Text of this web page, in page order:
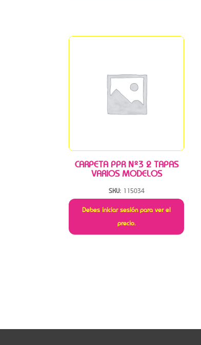
CARPETA PPR Nº3 2 TAPAS
VARIOS MODELOS
SKU: 115034
Debes iniciar sesión para ver el
precio.